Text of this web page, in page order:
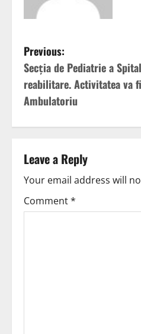
Previous:
Secția de Pediatrie a
reabilitare. Activitatea va
Ambulatoriu
Leave a Reply
Your email address will
Comment*